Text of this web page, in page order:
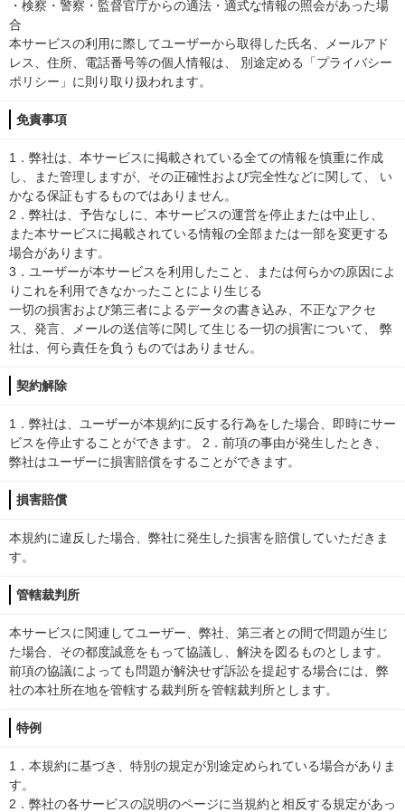
・検察・警察・監督官庁からの適法・適式な情報の照会があった場
合
本サービスの利用に際してユーザーから取得した氏名、メールアド
レス、住所、電話番号等の個人情報は、 別途定める「プライバシー
ポリシー」に則り取り扱われます。
免責事項
1．弊社は、本サービスに掲載されている全ての情報を慎重に作成
し、また管理しますが、その正確性および完全性などに関して、 い
かなる保証もするものではありません。
2．弊社は、予告なしに、本サービスの運営を停止または中止し、
また本サービスに掲載されている情報の全部または一部を変更する
場合があります。
3．ユーザーが本サービスを利用したこと、または何らかの原因によ
りこれを利用できなかったことにより生じる
一切の損害および第三者によるデータの書き込み、不正なアクセ
ス、発言、メールの送信等に関して生じる一切の損害について、 弊
社は、何ら責任を負うものではありません。
契約解除
1．弊社は、ユーザーが本規約に反する行為をした場合、即時にサー
ビスを停止することができます。 2．前項の事由が発生したとき、
弊社はユーザーに損害賠償をすることができます。
損害賠償
本規約に違反した場合、弊社に発生した損害を賠償していただきま
す。
管轄裁判所
本サービスに関連してユーザー、弊社、第三者との間で問題が生じ
た場合、その都度誠意をもって協議し、解決を図るものとします。
前項の協議によっても問題が解決せず訴訟を提起する場合には、弊
社の本社所在地を管轄する裁判所を管轄裁判所とします。
特例
1．本規約に基づき、特別の規定が別途定められている場合がありま
す。
2．弊社の各サービスの説明のページに当規約と相反する規定があっ